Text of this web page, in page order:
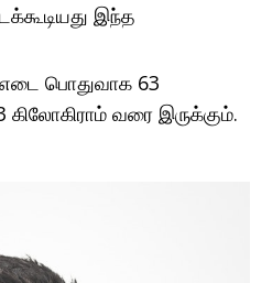
இந்த
எடை பொதுவாக 63
கிலோகிராம் வரை இருக்கும்.